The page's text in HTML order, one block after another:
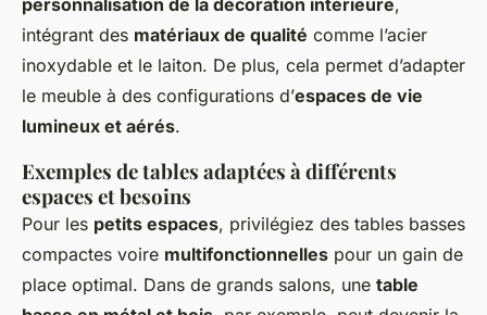
intégrant des matériaux de qualité comme l’acier
inoxydable et le laiton. De plus, cela permet d’adapter
le meuble à des configurations d’espaces de vie
lumineux et aérés.
Exemples de tables adaptées à différents
espaces et besoins
Pour les petits espaces, privilégiez des tables basses
compactes voire multifonctionnelles pour un gain de
place optimal. Dans de grands salons, une table